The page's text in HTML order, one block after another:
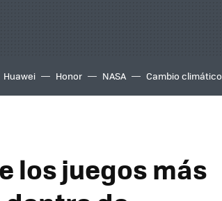
Huawei Honor NASA Cambio climático
los juegos más